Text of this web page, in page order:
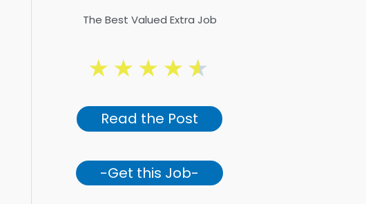
The Best Valued Extra Job
★★★★★
Read the Post
-Get this Job-